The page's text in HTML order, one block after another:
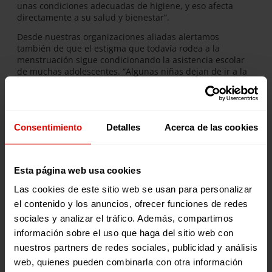
Consentimiento Detalles Acerca de las cookies
Esta página web usa cookies
Las cookies de este sitio web se usan para personalizar
el contenido y los anuncios, ofrecer funciones de redes
sociales y analizar el tráfico. Además, compartimos
información sobre el uso que haga del sitio web con
nuestros partners de redes sociales, publicidad y análisis
web, quienes pueden combinarla con otra información
unas condiciones adecuadas de higiene, y eso afecta
directamente a su salud y bienestar”.
Desde nuestras organizaciones aliadas alertamos
también de que el estigma que todavía rodea a la
menstruación sigue condicionando la asistencia escolar
de muchas adolescentes. “Algunas niñas dejan de ir a la
gestionar la menstruación de forma segura”, señala
Además, apunta a que “la pobreza menstrual y la falta de
ende, de distintas formas de violencia y de embarazos
Educación menstrual y espacios
seguros
A través del programa La LUZ de las NIÑAS acompañamos
a niñas, adolescentes y comunidades educativas
mediante talleres sobre salud menstrual, espacios